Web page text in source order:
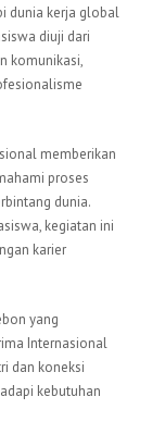
dunia kerja global
diuji dari
komunikasi,
memberikan
proses
dunia.
kegiatan ini
karier
yang
Internasional
dan koneksi
kebutuhan